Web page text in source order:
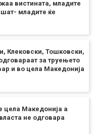
вистината, младите
младите ќе
Клековски, Тошковски,
за труењето
и во цела Македонија
цела Македонија а
не одговара